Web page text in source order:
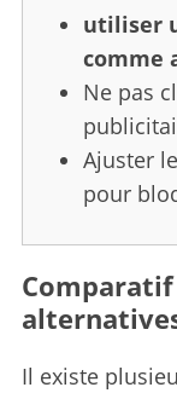
utiliser
comme
Ne pas
Ajuster
pour
Il existe